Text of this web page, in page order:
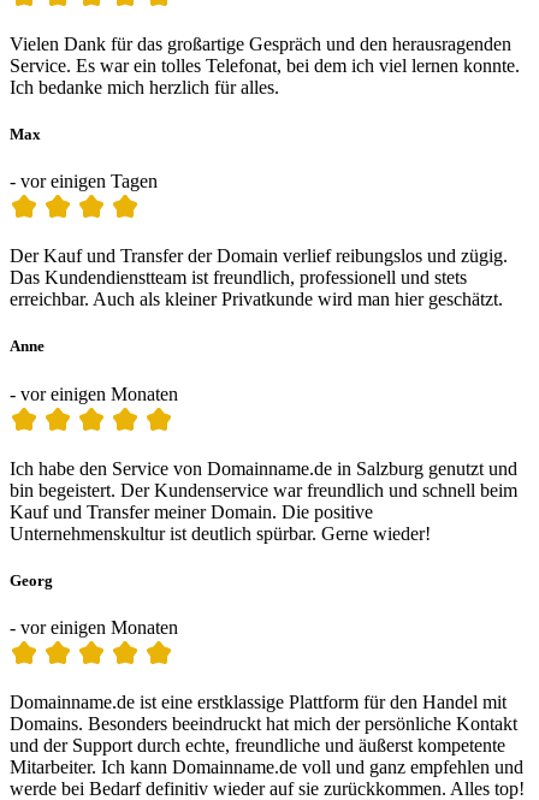
Vielen Dank für das großartige Gespräch und den herausragenden
Service. Es war ein tolles Telefonat, bei dem ich viel lernen konnte.
Ich bedanke mich herzlich für alles.
Max
- vor einigen Tagen
Der Kauf und Transfer der Domain verlief reibungslos und zügig.
Das Kundendienstteam ist freundlich, professionell und stets
erreichbar. Auch als kleiner Privatkunde wird man hier geschätzt.
Anne
- vor einigen Monaten
Ich habe den Service von Domainname.de in Salzburg genutzt und
bin begeistert. Der Kundenservice war freundlich und schnell beim
Kauf und Transfer meiner Domain. Die positive
Unternehmenskultur ist deutlich spürbar. Gerne wieder!
Georg
- vor einigen Monaten
Domainname.de ist eine erstklassige Plattform für den Handel mit
Domains. Besonders beeindruckt hat mich der persönliche Kontakt
und der Support durch echte, freundliche und äußerst kompetente
Mitarbeiter. Ich kann Domainname.de voll und ganz empfehlen und
werde bei Bedarf definitiv wieder auf sie zurückkommen. Alles top!